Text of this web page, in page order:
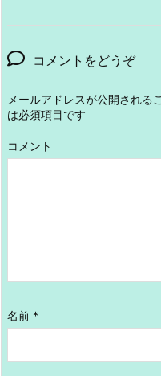
コメントをどうぞ
メールアドレスが公開される
は必須項目です
コメント
名前 *